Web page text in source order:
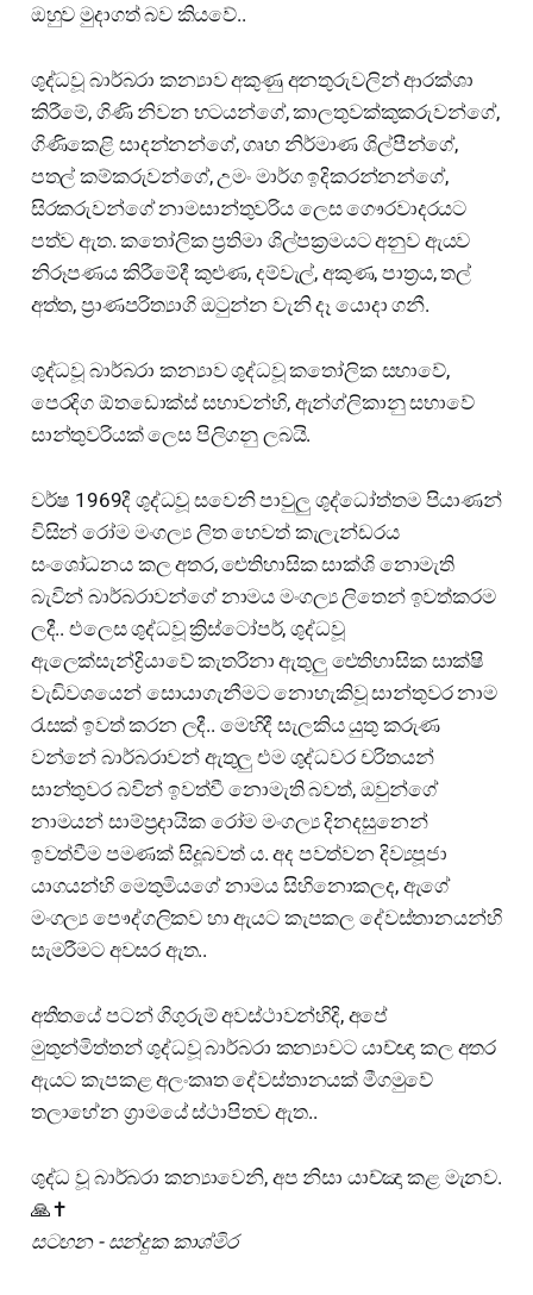
ඔහුව මුදාගත් බව කියවේ..
ශුද්ධවූ බාර්බරා කන්‍යාව අකුණු අනතුරුවලින් ආරක්ශා
කිරීමේ, ගිණි නිවන භටයන්ගේ, කාලතුවක්කුකරුවන්ගේ,
ගිණිකෙළි සාදන්නන්ගේ, ගෘහ නිර්මාණ ශිල්පීන්ගේ,
පතල් කම්කරුවන්ගේ, උමං මාර්ග ඉදිකරන්නන්ගේ,
සිරකරුවන්ගේ නාමසාන්තුවරිය ලෙස ගෞරවාදරයට
පත්ව ඇත. කතෝලික ප්‍රතිමා ශිල්පක්‍රමයට අනුව ඇයව
නිරූපණය කිරීමේදී කුළුණ, දම්වැල්, අකුණ, පාත්‍රය, තල්
අත්ත, ප්‍රාණපරිත්‍යාගි ඔටුන්න වැනි දෑ යොදා ගනී.
ශුද්ධවූ බාර්බරා කන්‍යාව ශුද්ධවූ කතෝලික සභාවේ,
පෙරදිග ඕතඩොක්ස් සභාවන්හි, ඇන්ග්ලිකානු සභාවේ
සාන්තුවරියක් ලෙස පිලිගනු ලබයි.
වර්ෂ 1969දී ශුද්ධවූ සවෙනි පාවුලු ශුද්ධෝත්තම පියාණන්
විසින් රෝම මංගල්‍ය ලිත හෙවත් කැලැන්ඩරය
සංශෝධනය කල අතර, ඓතිහාසික සාක්ශි නොමැති
බැවින් බාර්බරාවන්ගේ නාමය මංගල්‍ය ලිතෙන් ඉවත්කරම
ලදී.. එලෙස ශුද්ධවූ ක්‍රිස්ටෝපර්, ශුද්ධවූ
ඇලෙක්සැන්ද්‍රියාවේ කැතරිනා ඇතුලු ඓතිහාසික සාක්ෂි
වැඩිවශයෙන් සොයාගැනීමට නොහැකිවූ සාන්තුවර නාම
රැසක් ඉවත් කරන ලදී.. මෙහිදී සැලකිය යුතු කරුණ
වන්නේ බාර්බරාවන් ඇතුලු එම ශුද්ධවර චරිතයන්
සාන්තුවර බවින් ඉවත්වී නොමැති බවත්, ඔවුන්ගේ
නාමයන් සාම්ප්‍රදායික රෝම මංගල්‍ය දිනදසුනෙන්
ඉවත්වීම පමණක් සිදූබවත්‍ ය. අද පවත්වන දිව්‍යපූජා
යාගයන්හි මෙතුමියගේ නාමය සිහිනොකලද, ඇගේ
මංගල්‍ය පෞද්ගලිකව හා ඇයට කැපකල දේවස්තානයන්හි
සැමරීමට අවසර ඇත..
අතීතයේ පටන් ගිගුරුම් අවස්ථාවන්හිදි, අපේ
මුතුන්මිත්තන් ශුද්ධවූ බාර්බරා කන්‍යාවට යාච්ඥා කල අතර
ඇයට කැපකළ අලංකෘත දේවස්තානයක් මීගමුවේ
තලාහේන ග්‍රාමයේ ස්ථාපිතව ඇත..
ශුද්ධ වූ බාර්බරා කන්‍යාවෙනි, අප නිසා යාච්ඤා කළ මැනව.
🙏✝️
සටහන - සන්දුක කාශ්මිර